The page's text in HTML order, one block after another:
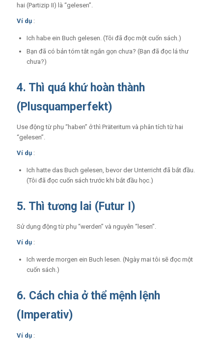
hai (Partizip II) là “gelesen”.
Ví dụ :
Ich habe ein Buch gelesen. (Tôi đã đọc một cuốn sách.)
Bạn đã có bản tóm tắt ngắn gọn chưa? (Bạn đã đọc lá thư
chưa?)
4. Thì quá khứ hoàn thành
(Plusquamperfekt)
Use động từ phụ “haben” ở thì Präteritum và phân tích từ hai
“gelesen”.
Ví dụ :
Ich hatte das Buch gelesen, bevor der Unterricht đã bắt đầu.
(Tôi đã đọc cuốn sách trước khi bắt đầu học.)
5. Thì tương lai (Futur I)
Sử dụng động từ phụ “werden” và nguyên “lesen”.
Ví dụ :
Ich werde morgen ein Buch lesen. (Ngày mai tôi sẽ đọc một
cuốn sách.)
6. Cách chia ở thể mệnh lệnh
(Imperativ)
Ví dụ :